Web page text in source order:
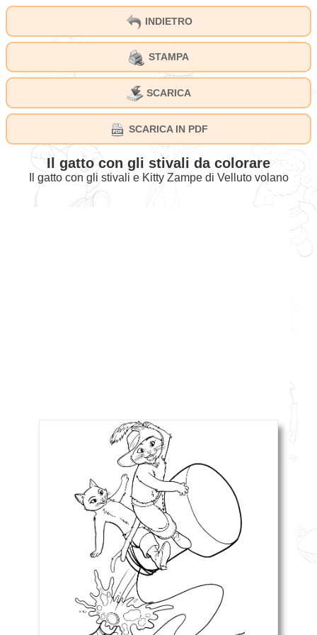
INDIETRO
STAMPA
SCARICA
SCARICA IN PDF
Il gatto con gli stivali da colorare
Il gatto con gli stivali e Kitty Zampe di Velluto volano